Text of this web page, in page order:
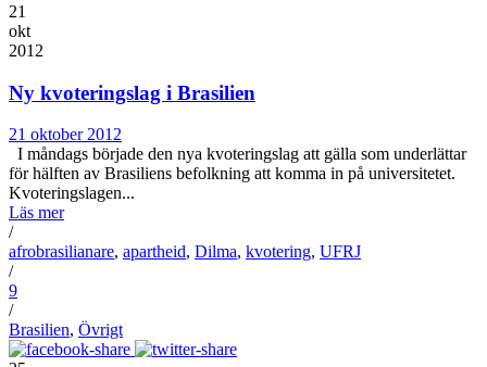
21
okt
2012
Ny kvoteringslag i Brasilien
21 oktober 2012
I måndags började den nya kvoteringslag att gälla som underlättar
för hälften av Brasiliens befolkning att komma in på universitetet.
Kvoteringslagen...
Läs mer
/
afrobrasilianare, apartheid, Dilma, kvotering, UFRJ
/
9
/
Brasilien, Övrigt